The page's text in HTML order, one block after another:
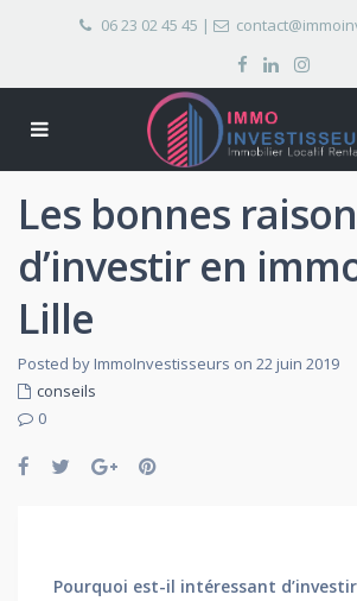
06 23 02 45 45 |
Les bonnes
d’investir en
Lille
Posted by ImmoInvestisseurs on 22 juin 2019
conseils
0
Pourquoi est-il intéressant